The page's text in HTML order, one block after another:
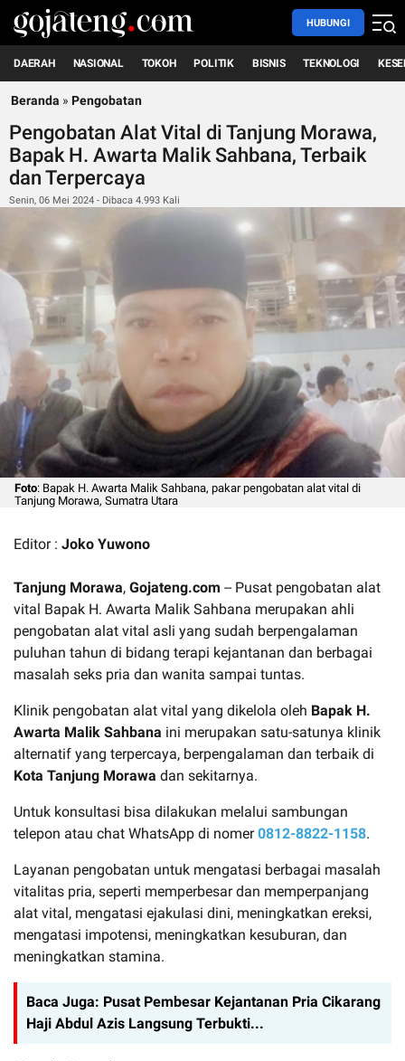
HUBUNGI
DAERAH NASIONAL TOKOH POLITIK BISNIS TEKNOLOGI
Beranda » Pengobatan
Pengobatan Alat Vital di Tanjung Morawa,
Bapak H. Awarta Malik Sahbana, Terbaik
dan Terpercaya
Senin, 06 Mei 2024 - Dibaca 4.993 Kali
Foto: Bapak H. Awarta Malik Sahbana, pakar pengobatan alat vital di
Tanjung Morawa, Sumatra Utara
Editor : Joko Yuwono
Tanjung Morawa, Gojateng.com -- Pusat pengobatan alat
vital Bapak H. Awarta Malik Sahbana merupakan ahli
pengobatan alat vital asli yang sudah berpengalaman
puluhan tahun di bidang terapi kejantanan dan berbagai
masalah seks pria dan wanita sampai tuntas.
Klinik pengobatan alat vital yang dikelola oleh Bapak H.
Awarta Malik Sahbana ini merupakan satu-satunya klinik
alternatif yang terpercaya, berpengalaman dan terbaik di
Kota Tanjung Morawa dan sekitarnya.
Untuk konsultasi bisa dilakukan melalui sambungan
telepon atau chat WhatsApp di nomer0812-8822-1158.
Layanan pengobatan untuk mengatasi berbagai masalah
vitalitas pria, seperti memperbesar dan memperpanjang
alat vital, mengatasi ejakulasi dini, meningkatkan ereksi,
mengatasi impotensi, meningkatkan kesuburan, dan
meningkatkan stamina.
Baca Juga: Pusat Pembesar Kejantanan Pria Cikarang
Haji Abdul Azis Langsung Terbukti...